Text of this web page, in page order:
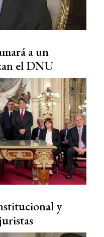
a un
el DNU
y